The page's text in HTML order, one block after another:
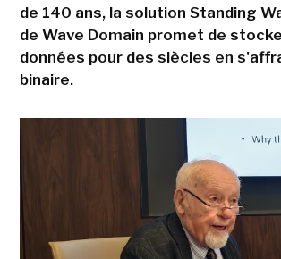
de 140 ans, la solution Standing
de Wave Domain promet de
données pour des siècles en
binaire.